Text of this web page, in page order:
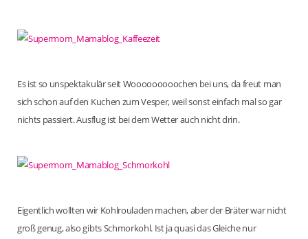
Es ist so unspektakulär seit Wooooooooochen bei uns, da freut man
sich schon auf den Kuchen zum Vesper, weil sonst einfach mal so gar
nichts passiert. Ausflug ist bei dem Wetter auch nicht drin.
Eigentlich wollten wir Kohlrouladen machen, aber der Bräter war nicht
groß genug, also gibts Schmorkohl. Ist ja quasi das Gleiche nur